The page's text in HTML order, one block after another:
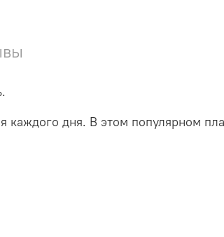
дня. В этом популярном